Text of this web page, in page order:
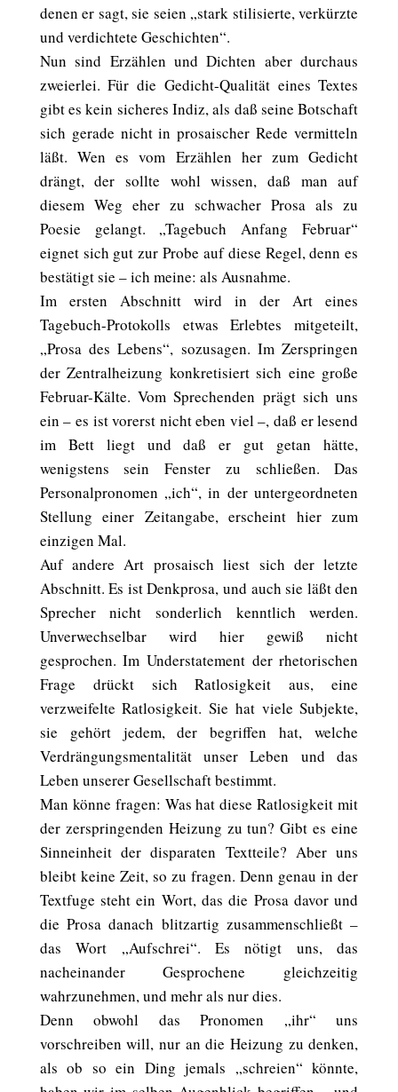
denen er sagt, sie seien „stark stilisierte, verkürzte
und verdichtete Geschichten“.
Nun sind Erzählen und Dichten aber durchaus
zweierlei. Für die Gedicht-Qualität eines Textes
gibt es kein sicheres Indiz, als daß seine Botschaft
sich gerade nicht in prosaischer Rede vermitteln
läßt. Wen es vom Erzählen her zum Gedicht
drängt, der sollte wohl wissen, daß man auf
diesem Weg eher zu schwacher Prosa als zu
Poesie gelangt. „Tagebuch Anfang Februar“
eignet sich gut zur Probe auf diese Regel, denn es
bestätigt sie – ich meine: als Ausnahme.
Im ersten Abschnitt wird in der Art eines
Tagebuch-Protokolls etwas Erlebtes mitgeteilt,
„Prosa des Lebens“, sozusagen. Im Zerspringen
der Zentralheizung konkretisiert sich eine große
Februar-Kälte. Vom Sprechenden prägt sich uns
ein – es ist vorerst nicht eben viel –, daß er lesend
im Bett liegt und daß er gut getan hätte,
wenigstens sein Fenster zu schließen. Das
Personalpronomen „ich“, in der untergeordneten
Stellung einer Zeitangabe, erscheint hier zum
einzigen Mal.
Auf andere Art prosaisch liest sich der letzte
Abschnitt. Es ist Denkprosa, und auch sie läßt den
Sprecher nicht sonderlich kenntlich werden.
Unverwechselbar wird hier gewiß nicht
gesprochen. Im Understatement der rhetorischen
Frage drückt sich Ratlosigkeit aus, eine
verzweifelte Ratlosigkeit. Sie hat viele Subjekte,
sie gehört jedem, der begriffen hat, welche
Verdrängungsmentalität unser Leben und das
Leben unserer Gesellschaft bestimmt.
Man könne fragen: Was hat diese Ratlosigkeit mit
der zerspringenden Heizung zu tun? Gibt es eine
Sinneinheit der disparaten Textteile? Aber uns
bleibt keine Zeit, so zu fragen. Denn genau in der
Textfuge steht ein Wort, das die Prosa davor und
die Prosa danach blitzartig zusammenschließt –
das Wort „Aufschrei“. Es nötigt uns, das
nacheinander Gesprochene gleichzeitig
wahrzunehmen, und mehr als nur dies.
Denn obwohl das Pronomen „ihr“ uns
vorschreiben will, nur an die Heizung zu denken,
als ob so ein Ding jemals „schreien“ könnte,